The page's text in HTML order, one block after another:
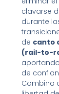
clavarse
durante
de canto
(rail-to-
de
Combina